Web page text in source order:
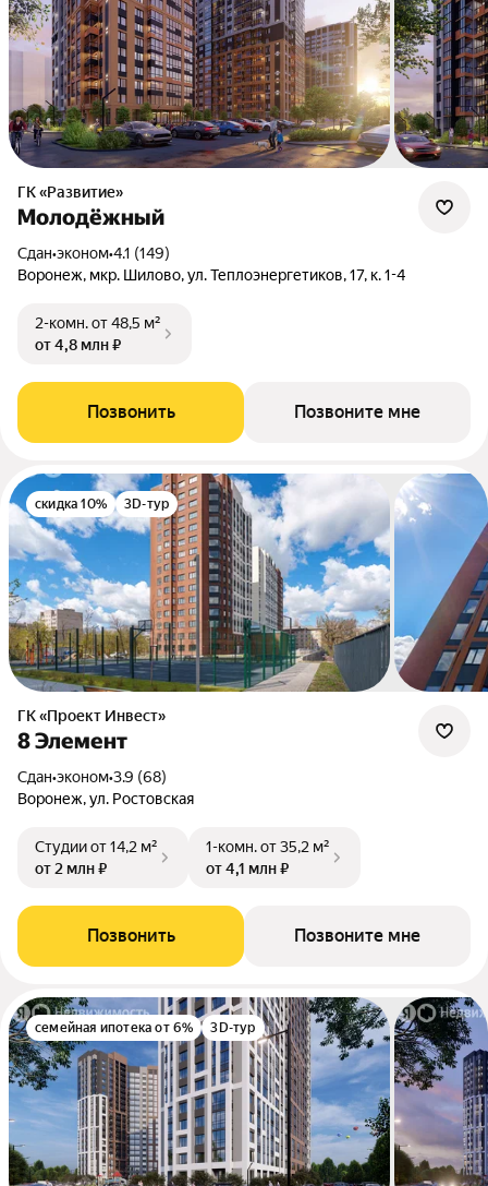
ГК «Развитие»
Молодёжный
Сдан•эконом•4.1 (149)
Воронеж, мкр. Шилово, ул. Теплоэнергетиков, 17, к. 1-4
2-комн.от 48,5 м²
от 4,8 млн ₽
Позвонить Позвоните мне
скидка 10% 3D-тур
ГК «Проект Инвест»
8 Элемент
Сдан•эконом•3.9 (68)
Воронеж, ул. Ростовская
Студииот 14,2 м²
от 2 млн ₽
1-комн.от 35,2 м²
от 4,1 млн ₽
Позвонить Позвоните мне
семейная ипотека от 6% 3D-тур